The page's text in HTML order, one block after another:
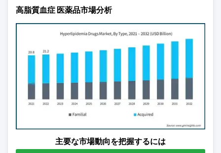
高脂質血症 医薬品市場分析
主要な市場動向を把握するには